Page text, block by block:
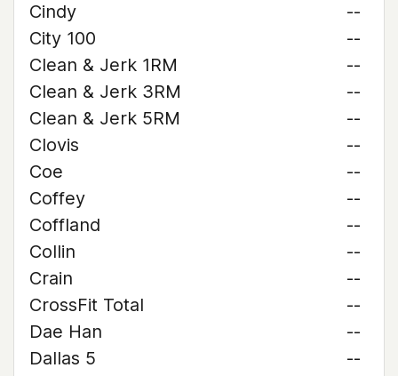
Cindy
--
City 100
--
Clean & Jerk 1RM
--
Clean & Jerk 3RM
--
Clean & Jerk 5RM
--
Clovis
--
Coe
--
Coffey
--
Coffland
--
Collin
--
Crain
--
CrossFit Total
--
Dae Han
--
Dallas 5
--